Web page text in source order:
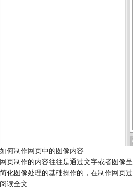
如何制作网页中的图像内容
网页制作的内容往往是通过文字或者图像
简化图像处理的基础操作的，在制作网页
阅读全文